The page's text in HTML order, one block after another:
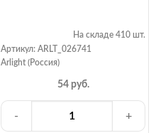
На складе 410 шт.
Артикул: ARLT_026741
Arlight (Россия)
54 руб.
- +